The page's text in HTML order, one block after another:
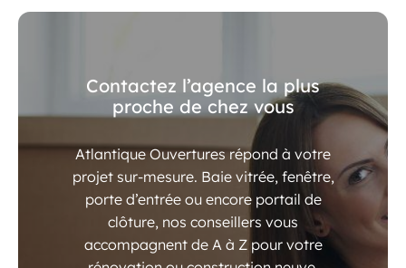
Contactez l’agence la plus
proche de chez vous
Atlantique Ouvertures répond à votre
projet sur-mesure. Baie vitrée, fenêtre,
porte d’entrée ou encore portail de
clôture, nos conseillers vous
accompagnent de A à Z pour votre